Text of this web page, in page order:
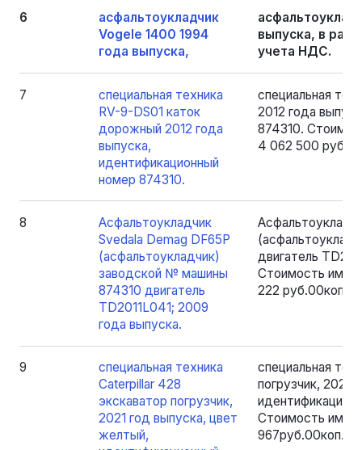
6
асфальтоукладчик
Vogele 1400 1994
года выпуска,
выпуска, в
учета НДС.
7
специальная техника
RV-9-DS01 каток
дорожный 2012 года
выпуска,
идентификационный
номер 874310.
специальная
2012 года
874310.
4 062 500
8
Асфальтоукладчик
Svedala Demag DF65P
(асфальтоукладчик)
заводской № машины
874310 двигатель
TD2011L041; 2009
года выпуска.
двигатель
Стоимость
222 руб.00коп.;
9
специальная техника
Caterpillar 428
экскаватор погрузчик,
2021 год выпуска, цвет
желтый,
специальная
погрузчик, 2021
Стоимость
967руб.00коп.